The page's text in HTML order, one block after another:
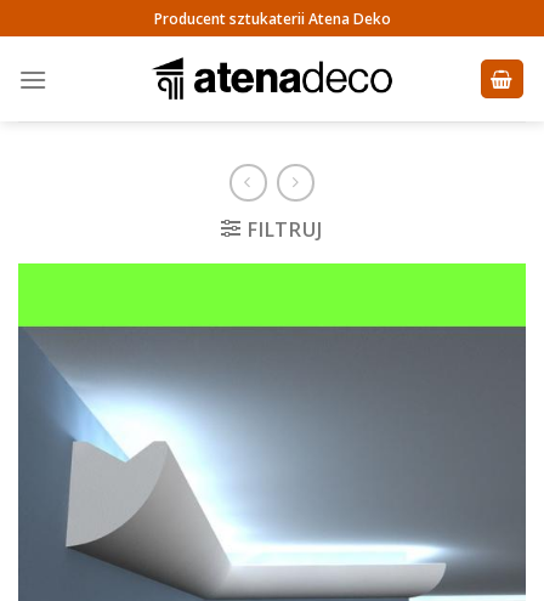
to
content
Producent sztukaterii Atena Deko
FILTRUJ